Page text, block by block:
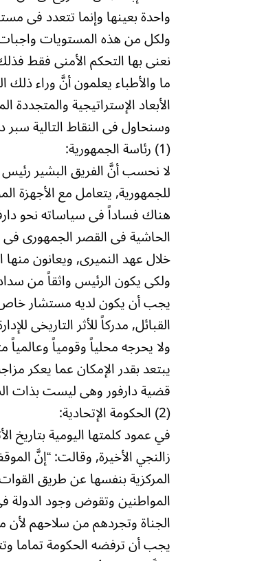
واحدة بعينها وإنما تتعدد فى
ولكل من هذه المستويات واجبات
نعنى بها التحكم الأمنى فقط
ما والأطباء يعلمون أنَّ وراء
الأبعاد الإستراتيجية
وسنحاول فى النقاط التالية
(1) رئاسة الجمهورية:
لا نحسب أنَّ الفريق البشير
للجمهورية, يتعامل مع الأجهزة
هناك فساداً فى سياساته نحو
الحاشية فى القصر الجمهورى فى
خلال عهد النميرى, ويعانون
ولكى يكون الرئيس واثقاً من
يجب أن يكون لديه مستشار خاص
القبائل, مدركاً للأثر التاريخى
ولا يحرجه محلياً وقومياً
يبتعد بقدر الإمكان عما يعكر
قضية دارفور وهى ليست بذات
(2) الحكومة الإتحادية:
زالنجي الأخيرة, وقالت: “إنَّ
المركزية بنفسها عن طريق
المواطنين وتقوض وجود الدولة
الجناة وتجردهم من سلاحهم